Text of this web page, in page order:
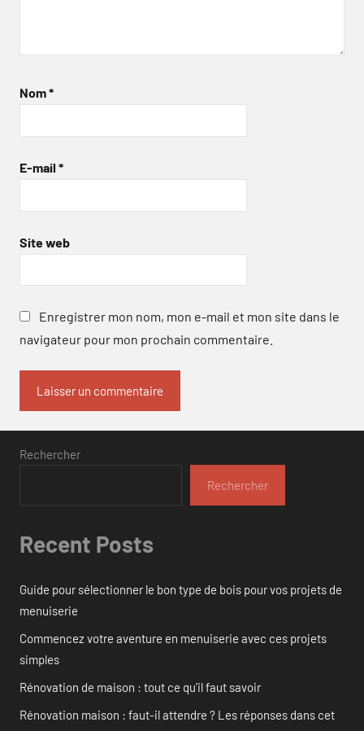
Nom*
E-mail *
Site web
Enregistrer mon nom, mon e-mail et mon site dans le
navigateur pour mon prochain commentaire.
Rechercher
Rechercher
Recent Posts
Guide pour sélectionner le bon type de bois pour vos projets de
menuiserie
Commencez votre aventure en menuiserie avec ces projets
simples
Rénovation de maison : tout ce qu’il faut savoir
Rénovation maison : faut-il attendre ? Les réponses dans cet